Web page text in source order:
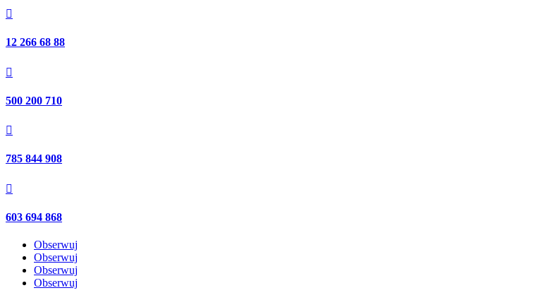

12 266 68 88

500 200 710

785 844 908

603 694 868
Obserwuj
Obserwuj
Obserwuj
Obserwuj